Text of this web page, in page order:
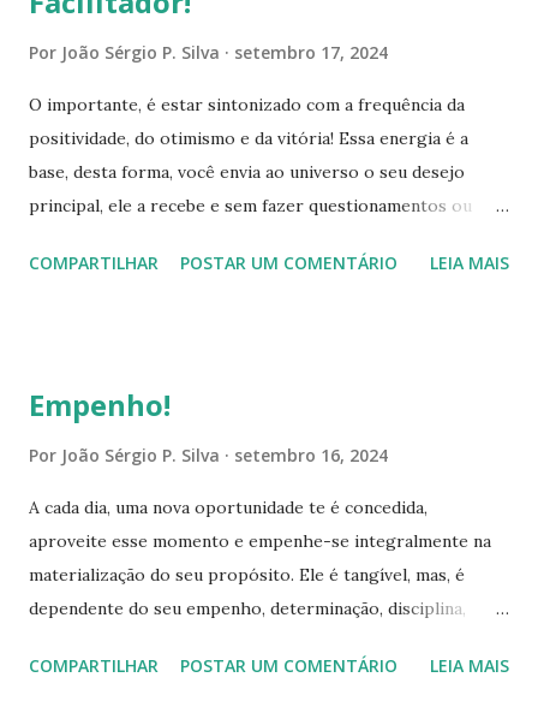
persevere, provoque o encontro com as oportunidades,
observe o cenário em total plenitude, e com a
compreensão formada, use a criatividade, resiliência e força
de vontade. Desenvolva sua estratégia para superar estes
desafios, apesar de parecerem que estão trabalhando
desbravadores das suas capacidades e aprimoradores da
Por João Sérgio P. Silva setembro 17, 2024
O importante, é estar sintonizado com a frequência da
positividade, do otimismo e da vitória! Essa energia é a
base, desta forma, você envia ao universo o seu desejo
principal, ele a recebe e sem fazer questionamentos ou
para que seu objetivo torne-se realidade. Por isso, é
sentimento da conquista, devem refletir a convicção da
motivadora, junto com a autoconfiança e a força de vontade.
Isto o deixa mais forte e convicto, para contornar as
adversidades que surgirem. Contrariedades constituem a
trajetória dos objetivos, cada propósito conta com
no entanto, soluções existem e para i...
COMPARTILHAR POSTAR UM COMENTÁRIO LEIA MAIS
Empenho!
Por João Sérgio P. Silva setembro 16, 2024
A cada dia, uma nova oportunidade te é concedida,
aproveite esse momento e empenhe-se integralmente na
materialização do seu propósito. Ele é tangível, mas, é
dependente do seu empenho, determinação, disciplina,
concretização do seu objetivo. Assim, jamais desista ou
COMPARTILHAR POSTAR UM COMENTÁRIO LEIA MAIS